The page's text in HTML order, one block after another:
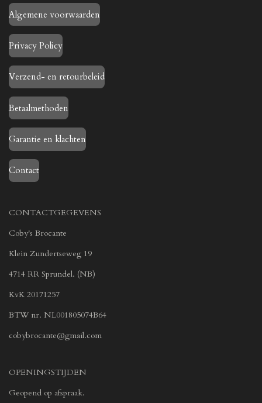
Algemene voorwaarden
Privacy Policy
Verzend- en retourbeleid
Betaalmethoden
Garantie en klachten
Contact
CONTACTGEGEVENS
Coby's Brocante
Klein Zundertseweg 19
4714 RR Sprundel. (NB)
KvK 20171257
BTW nr. NL001805074B64
cobybrocante@gmail.com
OPENINGSTIJDEN
Geopend op afspraak.